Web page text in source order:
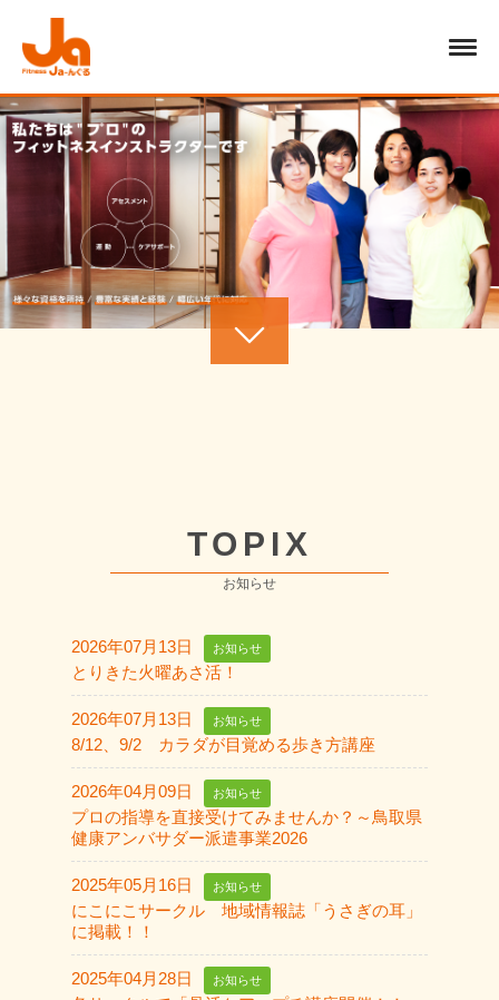
TOPIX
お知らせ
2026年07月13日 お知らせ
とりきた火曜あさ活！
2026年07月13日 お知らせ
8/12、9/2 カラダが目覚める歩き方講座
2026年04月09日 お知らせ
プロの指導を直接受けてみませんか？～鳥取県
健康アンバサダー派遣事業2026
2025年05月16日 お知らせ
にこにこサークル 地域情報誌「うさぎの耳」
に掲載！！
2025年04月28日 お知らせ